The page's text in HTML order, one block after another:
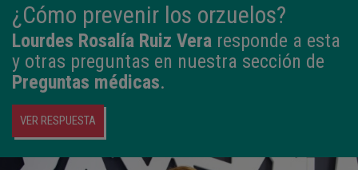
¿Cómo prevenir los orzuelos?
Lourdes Rosalía Ruiz Vera responde a esta
y otras preguntas en nuestra sección de
Preguntas médicas.
VER RESPUESTA